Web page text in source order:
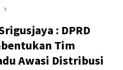
: DPRD
Tim
Awasi Distribusi